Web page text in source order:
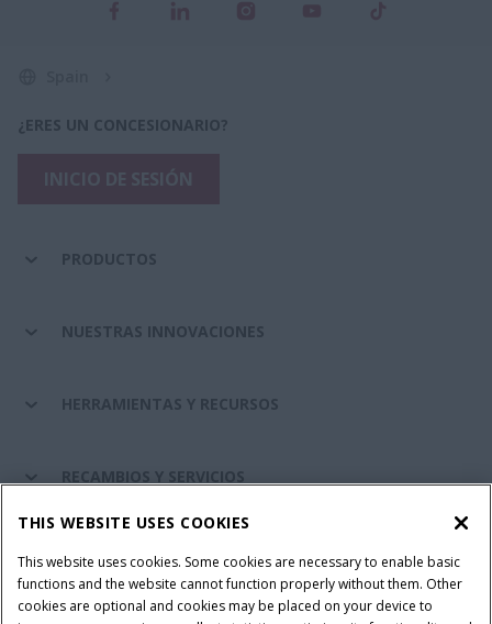
¿ERES UN CONCESIONARIO?
PRODUCTOS
NUESTRAS INNOVACIONES
HERRAMIENTAS Y RECURSOS
RECAMBIOS Y SERVICIOS
THIS WEBSITE USES COOKIES
This website uses cookies. Some cookies are necessary to enable basic
functions and the website cannot function properly without them. Other
cookies are optional and cookies may be placed on your device to